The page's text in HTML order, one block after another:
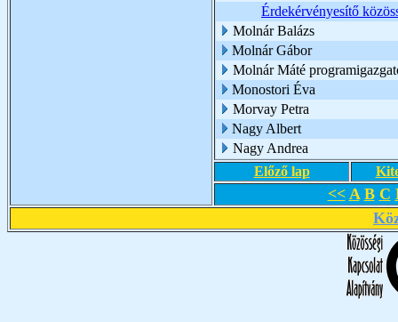
Érdekérvényesítő
Molnár Balázs
Molnár Gábor
Molnár Máté
Monostori Éva
Morvay Petra
Nagy Albert
Nagy Andrea
Előző lap
<< A B C